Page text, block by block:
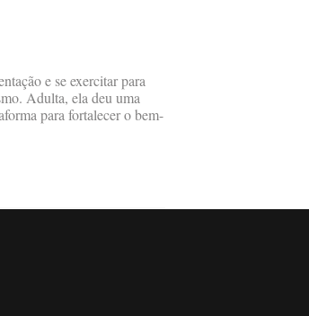
e se exercitar para
Adulta, ela deu uma
para fortalecer o bem-